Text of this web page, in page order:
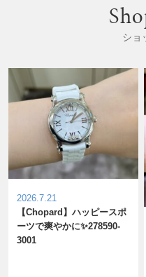
ショ
2026.7.21
【Chopard】ハッピースポ
ーツで爽やかに✨278590-
3001